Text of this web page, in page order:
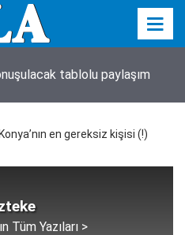
tablolu paylaşım
Konya’nın en gereksiz kişisi (!)
Tüm Yazıları >